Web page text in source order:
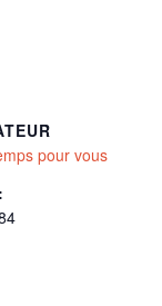
pour vous